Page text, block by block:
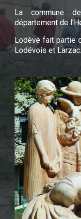
La commune
département de
Lodève fait partie
Lodévois et Larzac.